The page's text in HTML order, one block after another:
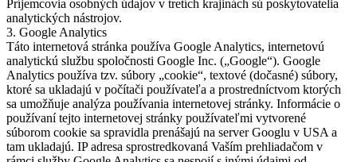
Príjemcovia osobných údajov v tretích krajinách sú poskytovatelia
analytických nástrojov.
3. Google Analytics
Táto internetová stránka používa Google Analytics, internetovú
analytickú službu spoločnosti Google Inc. („Google“). Google
Analytics používa tzv. súbory „cookie“, textové (dočasné) súbory,
ktoré sa ukladajú v počítači používateľa a prostredníctvom ktorých
sa umožňuje analýza používania internetovej stránky. Informácie o
používaní tejto internetovej stránky používateľmi vytvorené
súborom cookie sa spravidla prenášajú na server Googlu v USA a
tam ukladajú. IP adresa sprostredkovaná Vaším prehliadačom v